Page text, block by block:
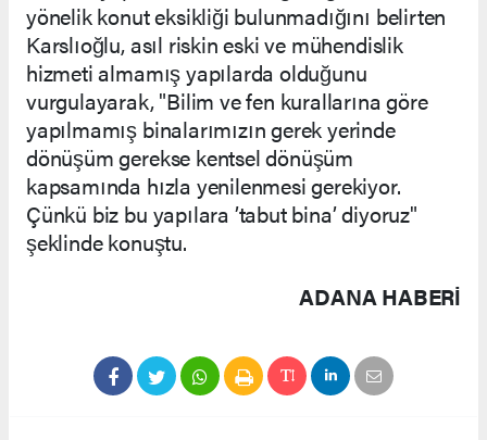
yönelik konut eksikliği bulunmadığını belirten
Karslıoğlu, asıl riskin eski ve mühendislik
hizmeti almamış yapılarda olduğunu
vurgulayarak, "Bilim ve fen kurallarına göre
yapılmamış binalarımızın gerek yerinde
dönüşüm gerekse kentsel dönüşüm
kapsamında hızla yenilenmesi gerekiyor.
Çünkü biz bu yapılara ’tabut bina’ diyoruz"
şeklinde konuştu.
ADANA HABERİ